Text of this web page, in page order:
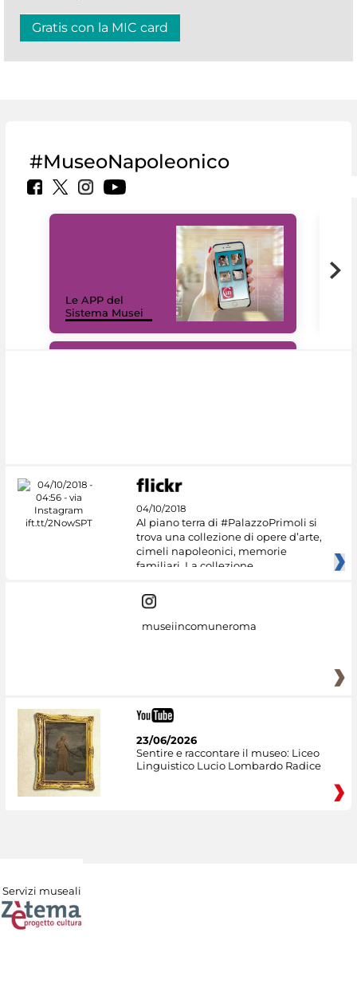
Gratis con la MIC card
#MuseoNapoleonico
Le APP del
Sistema Musei
04/10/2018
Al piano terra di #PalazzoPrimoli si
trova una collezione di opere d’arte,
cimeli napoleonici, memorie
familiari. La collezione
museiincomuneroma
23/06/2026
Sentire e raccontare il museo: Liceo
Linguistico Lucio Lombardo Radice
Servizi museali